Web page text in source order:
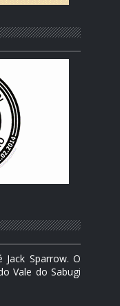
Sparrow. O
Vale do Sabugi